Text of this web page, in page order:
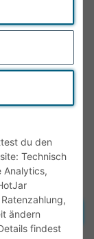
du den
Technisch
Analytics,
ändern
findest